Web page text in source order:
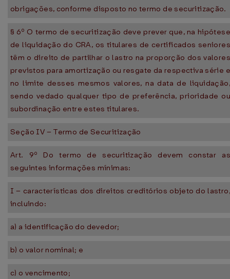
obrigações, conforme disposto no termo de securitização.
§ 6º O termo de securitização deve prever que, na hipótese
de liquidação do CRA, os titulares de certificados seniores
têm o direito de partilhar o lastro na proporção dos valores
previstos para amortização ou resgate da respectiva série
no limite desses mesmos valores, na data de liquidação,
sendo vedado qualquer tipo de preferência, prioridade ou
subordinação entre estes titulares.
Seção IV – Termo de Securitização
Art. 9º Do termo de securitização devem constar as
seguintes informações mínimas:
I – características dos direitos creditórios objeto do lastro,
incluindo:
a) a identificação do devedor;
b) o valor nominal; e
c) o vencimento;